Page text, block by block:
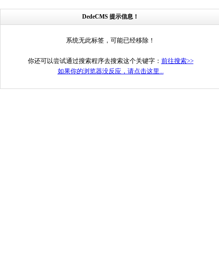
DedeCMS 提示信息！
系统无此标签，可能已经移除！
你还可以尝试通过搜索程序去搜索这个关键字： 前往搜索>>
如果你的浏览器没反应，请点击这里...